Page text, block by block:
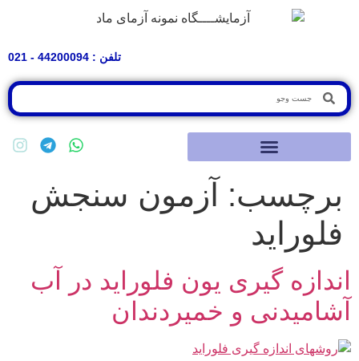
تلفن : 44200094 - 021
برچسب:
آزمون سنجش
فلوراید
اندازه گیری یون فلوراید در آب
آشامیدنی و خمیردندان